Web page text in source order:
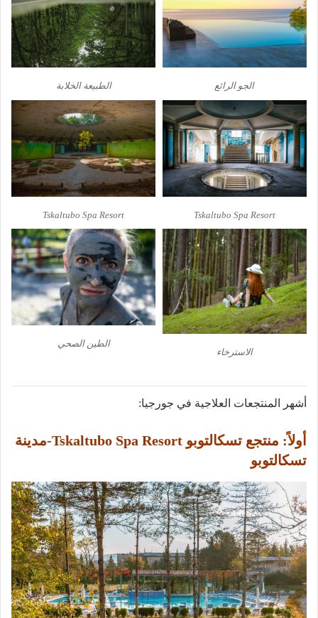
الجو الرائع الطبيعة الخلابة
Tskaltubo Spa Resort
Tskaltubo Spa Resort
الاسترخاء
الطين الصحي
أشهر المنتجعات العلاجية في جورجيا:
أولاً: منتجع تسكالتوبو Tskaltubo Spa Resort-مدينة
تسكالتوبو